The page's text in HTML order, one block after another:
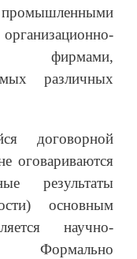
различных
договорной
оговариваются
результаты
основным
научно-
Формально